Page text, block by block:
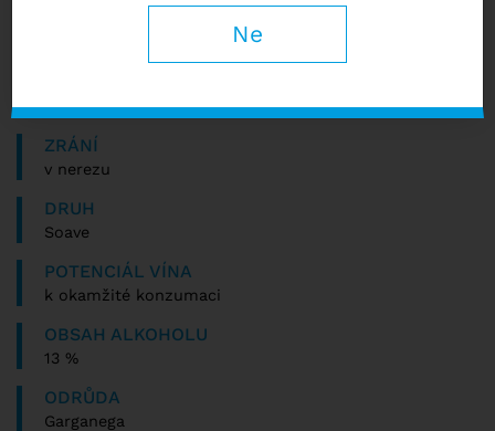
−
ZRÁNÍ
v nerezu
DRUH
Soave
POTENCIÁL VÍNA
k okamžité konzumaci
OBSAH ALKOHOLU
13 %
ODRŮDA
Garganega
Ne